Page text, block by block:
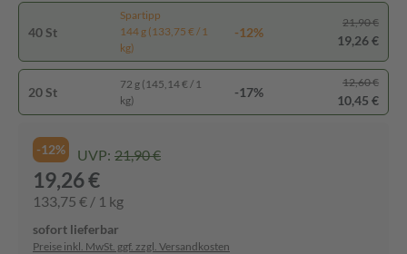
40 St
Spartipp
144 g (133,75 € / 1
kg)
-12%
21,90 €
19,26 €
20 St
72 g (145,14 € / 1
kg)
-17%
12,60 €
10,45 €
-12% UVP: 21,90 €
19,26 €
133,75 € / 1 kg
sofort lieferbar
Preise inkl. MwSt. ggf. zzgl. Versandkosten